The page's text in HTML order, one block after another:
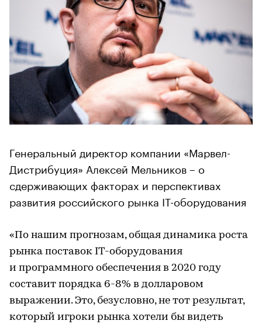
Генеральный директор компании «Марвел-
Дистрибуция» Алексей Мельников – о
сдерживающих факторах и перспективах
развития российского рынка IT-оборудования
«По нашим прогнозам, общая динамика роста
рынка поставок IT-оборудования
и программного обеспечения в 2020 году
составит порядка 6-8% в долларовом
выражении. Это, безусловно, не тот результат,
который игроки рынка хотели бы видеть